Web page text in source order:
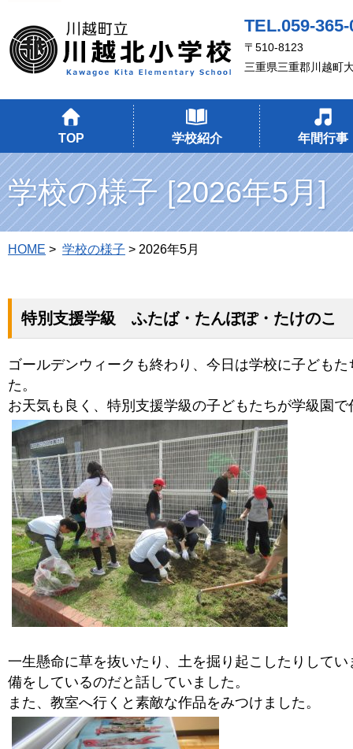
TEL.059-365-
〒510-8123
三重県三重郡川越町
TOP 学校紹介 年間行事
学校の様子 [2026年5月]
HOME > 学校の様子 > 2026年5月
特別支援学級 ふたば・たんぽぽ・たけのこ
ゴールデンウィークも終わり、今日は学校に子ども
た。
お天気も良く、特別支援学級の子どもたちが学級園
一生懸命に草を抜いたり、土を掘り起こしたりして
備をしているのだと話していました。
また、教室へ行くと素敵な作品をみつけました。